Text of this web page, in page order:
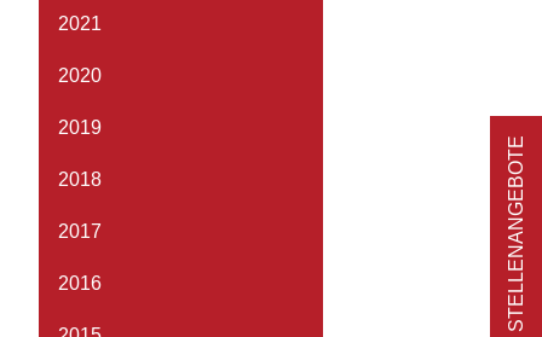
STELLENANGEBOTE
2021
2020
2019
2018
2017
2016